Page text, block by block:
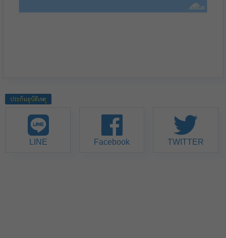
ประกันอุบัติเหตุ
LINE Facebook TWITTER